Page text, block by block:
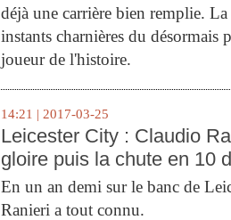
déjà une carrière bien remplie.
instants charnières du désormais
joueur de l'histoire.
14:21 | 2017-03-25
Leicester City : Claudio
gloire puis la chute en 10
En un an demi sur le banc de
Ranieri a tout connu.